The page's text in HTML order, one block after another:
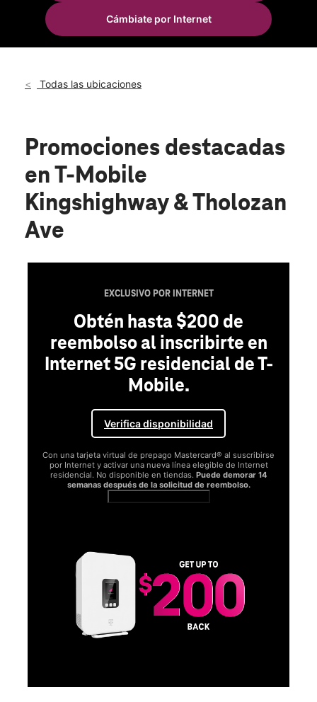
Mar.:
Mié.:
10:00 a.m. a 8:00 p.m.
3554 S Kingshighway Blvd Saint Louis, MO 63139
Cámbiate por Internet
Todas las ubicaciones
Promociones destacadas
en T-Mobile
Kingshighway & Tholozan
Ave
EXCLUSIVO POR INTERNET
Obtén hasta $200 de
reembolso al inscribirte en
Internet 5G residencial de T-
Mobile.
Verifica disponibilidad
Con una tarjeta virtual de prepago Mastercard® al suscribirse
por Internet y activar una nueva línea elegible de Internet
residencial. No disponible en tiendas. Puede demorar 14
semanas después de la solicitud de reembolso.